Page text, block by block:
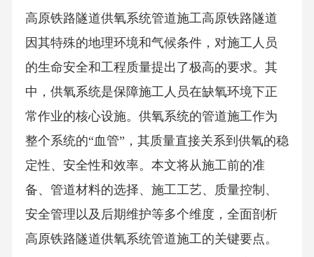
高原铁路隧道供氧系统管道施工高原铁路隧道
因其特殊的地理环境和气候条件，对施工人员
的生命安全和工程质量提出了极高的要求。其
中，供氧系统是保障施工人员在缺氧环境下正
常作业的核心设施。供氧系统的管道施工作为
整个系统的“血管”，其质量直接关系到供氧的稳
定性、安全性和效率。本文将从施工前的准
备、管道材料的选择、施工工艺、质量控制、
安全管理以及后期维护等多个维度，全面剖析
高原铁路隧道供氧系统管道施工的关键要点。